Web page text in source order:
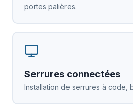
portes palières.
Serrures connectées
Installation de serrures à code,